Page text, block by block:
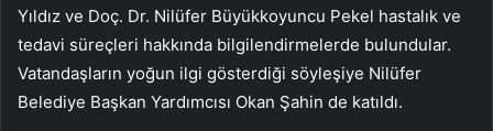
Yıldız ve Doç. Dr. Nilüfer Büyükkoyuncu Pekel hastalık ve
tedavi süreçleri hakkında bilgilendirmelerde bulundular.
Vatandaşların yoğun ilgi gösterdiği söyleşiye Nilüfer
Belediye Başkan Yardımcısı Okan Şahin de katıldı.